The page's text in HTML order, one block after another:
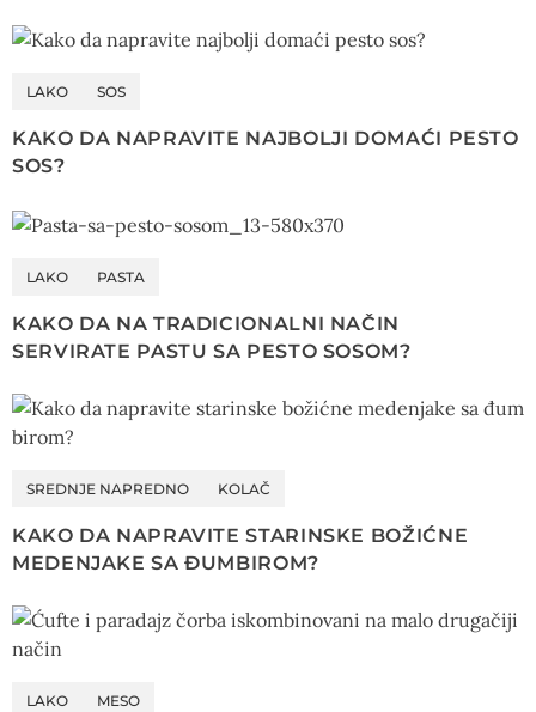
LAKO SOS
KAKO DA NAPRAVITE NAJBOLJI DOMAĆI PESTO
SOS?
LAKO PASTA
KAKO DA NA TRADICIONALNI NAČIN
SERVIRATE PASTU SA PESTO SOSOM?
SREDNJE NAPREDNO KOLAČ
KAKO DA NAPRAVITE STARINSKE BOŽIĆNE
MEDENJAKE SA ĐUMBIROM?
LAKO MESO